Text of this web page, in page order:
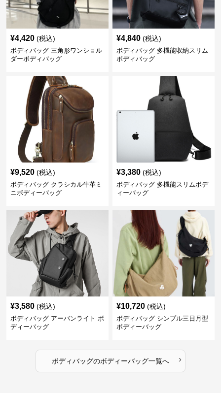
¥4,420 (税込)
ボディバッグ 三角形ワンショル
ダーボディバッグ
¥4,840 (税込)
ボディバッグ 多機能収納スリム
ボディバッグ
¥9,520 (税込)
ボディバッグ クラシカル牛革ミ
ニボディーバッグ
¥3,380 (税込)
ボディバッグ 多機能スリムボデ
ィーバッグ
¥3,580 (税込)
ボディバッグ アーバンライト ボ
ディーバッグ
¥10,720 (税込)
ボディバッグ シンプル三日月型
ボディーバッグ
ボディバッグのボディーバッグ一覧へ ›